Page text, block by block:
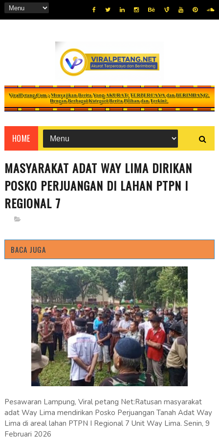
HOME
MASYARAKAT ADAT WAY LIMA DIRIKAN
POSKO PERJUANGAN DI LAHAN PTPN I
REGIONAL 7
BACA JUGA
Pesawaran Lampung, Viral petang Net:Ratusan masyarakat
adat Way Lima mendirikan Posko Perjuangan Tanah Adat Way
Lima di areal lahan PTPN I Regional 7 Unit Way Lima. Senin, 9
Februari 2026